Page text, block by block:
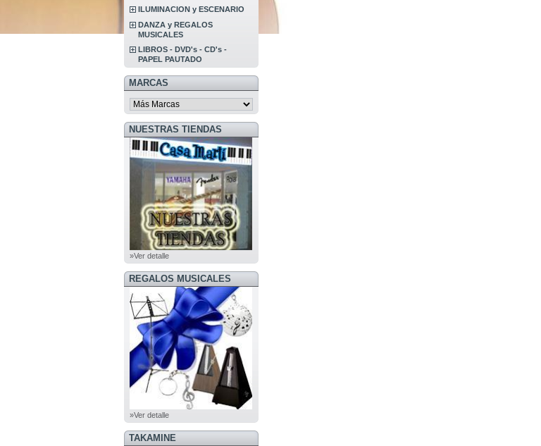
ILUMINACION y ESCENARIO
DANZA y REGALOS
MUSICALES
LIBROS - DVD's - CD's -
PAPEL PAUTADO
MARCAS
NUESTRAS TIENDAS
»Ver detalle
REGALOS MUSICALES
»Ver detalle
TAKAMINE